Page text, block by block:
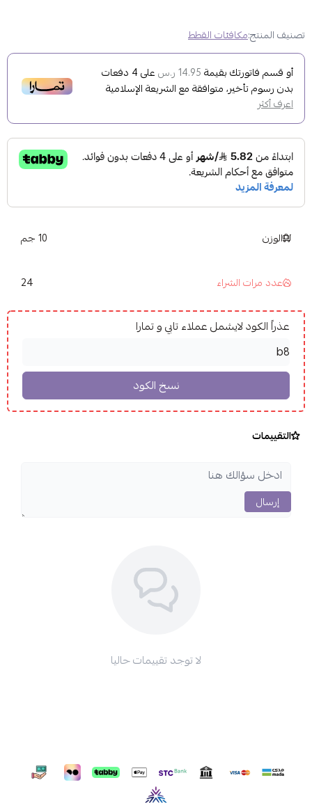
تصنيف المنتج:مكافئات القطط
أو قسم فاتورتك بقيمة 14.95 ر.س على4 دفعات
بدون رسوم تأخير، متوافقة مع الشريعة الإسلامية
اعرف أكثر
الوزن 10 جم
عدد مرات الشراء 24
عذراً الكود لايشمل عملاء تابي و تمارا
التقييمات
إرسال
لا توجد تقييمات حاليا